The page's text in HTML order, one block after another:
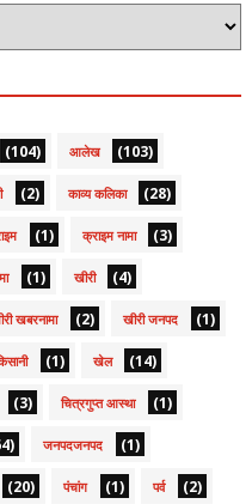
(104) आलेख (103)
(2) काव्य कलिका (28)
(1) क्राइम नामा (3)
(1) खीरी (4)
खबरनामा (2) खीरी जनपद (1)
(1) खेल (14)
(3) चित्रगुप्त आस्था (1)
जनपदजनपद (1)
(20) पंचांग (1) पर्व (2)